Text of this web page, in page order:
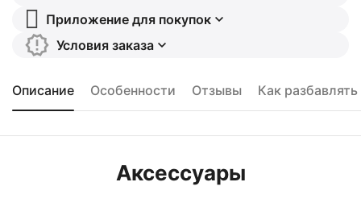
Приложение для покупок
Условия заказа
Описание Особенности Отзывы Как
Аксессуары